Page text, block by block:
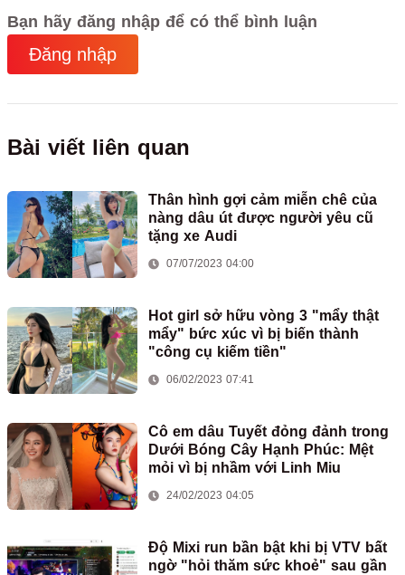
Bạn hãy đăng nhập để có thể bình luận
Đăng nhập
Bài viết liên quan
Thân hình gợi cảm miễn chê của
nàng dâu út được người yêu cũ
tặng xe Audi
07/07/2023 04:00
Hot girl sở hữu vòng 3 "mẩy thật
mẩy" bức xúc vì bị biến thành
"công cụ kiếm tiền"
06/02/2023 07:41
Cô em dâu Tuyết đỏng đảnh trong
Dưới Bóng Cây Hạnh Phúc: Mệt
mỏi vì bị nhầm với Linh Miu
24/02/2023 04:05
Độ Mixi run bần bật khi bị VTV bất
ngờ "hỏi thăm sức khoẻ" sau gần